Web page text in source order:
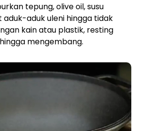
tepung, olive oil, susu
aduk uleni hingga tidak
kain atau plastik, resting
mengembang.